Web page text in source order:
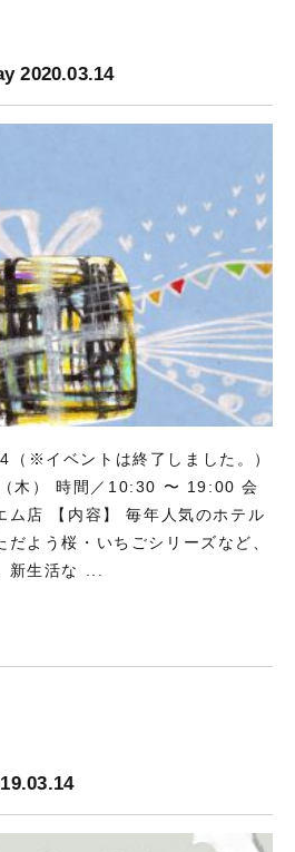
2020.03.14
※イベントは終了しました。）
木） 時間／10:30 〜 19:00 会
ム店 【内容】 毎年人気のホテル
よう桜・いちごシリーズなど、
新生活な ...